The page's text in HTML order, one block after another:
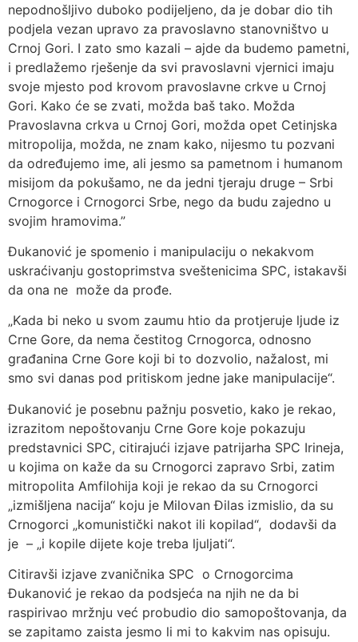
nepodnošljivo duboko podijeljeno, da je dobar dio tih
podjela vezan upravo za pravoslavno stanovništvo u
Crnoj Gori. I zato smo kazali – ajde da budemo pametni,
i predlažemo rješenje da svi pravoslavni vjernici imaju
svoje mjesto pod krovom pravoslavne crkve u Crnoj
Gori. Kako će se zvati, možda baš tako. Možda
Pravoslavna crkva u Crnoj Gori, možda opet Cetinjska
mitropolija, možda, ne znam kako, nijesmo tu pozvani
da određujemo ime, ali jesmo sa pametnom i humanom
misijom da pokušamo, ne da jedni tjeraju druge – Srbi
Crnogorce i Crnogorci Srbe, nego da budu zajedno u
svojim hramovima.”
Đukanović je spomenio i manipulaciju o nekakvom
uskraćivanju gostoprimstva sveštenicima SPC, istakavši
da ona ne može da prođe.
„Kada bi neko u svom zaumu htio da protjeruje ljude iz
Crne Gore, da nema čestitog Crnogorca, odnosno
građanina Crne Gore koji bi to dozvolio, nažalost, mi
smo svi danas pod pritiskom jedne jake manipulacije“.
Đukanović je posebnu pažnju posvetio, kako je rekao,
izrazitom nepoštovanju Crne Gore koje pokazuju
predstavnici SPC, citirajući izjave patrijarha SPC Irineja,
u kojima on kaže da su Crnogorci zapravo Srbi, zatim
mitropolita Amfilohija koji je rekao da su Crnogorci
„izmišljena nacija“ koju je Milovan Đilas izmislio, da su
Crnogorci „komunistički nakot ili kopilad“, dodavši da
je – „i kopile dijete koje treba ljuljati“.
Citiravši izjave zvaničnika SPC o Crnogorcima
Đukanović je rekao da podsjeća na njih ne da bi
raspirivao mržnju već probudio dio samopoštovanja, da
se zapitamo zaista jesmo li mi to kakvim nas opisuju.